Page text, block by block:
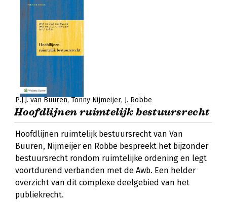
P.J.J. van Buuren Tonny Nijmeijer J. Robbe
Hoofdlijnen ruimtelijk bestuursrecht
Hoofdlijnen ruimtelijk bestuursrecht van Van
Buuren, Nijmeijer en Robbe bespreekt het bijzonder
bestuursrecht rondom ruimtelijke ordening en legt
voortdurend verbanden met de Awb. Een helder
overzicht van dit complexe deelgebied van het
publiekrecht.